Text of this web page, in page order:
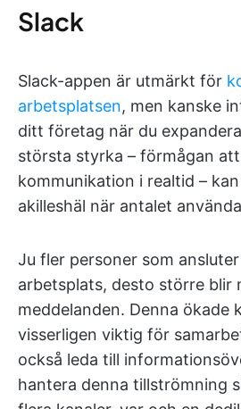
Slack
Slack-appen är utmärkt för
arbetsplatsen, men kanske
ditt företag när du
största styrka – förmågan
kommunikation i realtid –
akilleshäl när antalet
Ju fler personer som
arbetsplats, desto större blir
meddelanden. Denna ökade
visserligen viktig för
också leda till
hantera denna tillströmning